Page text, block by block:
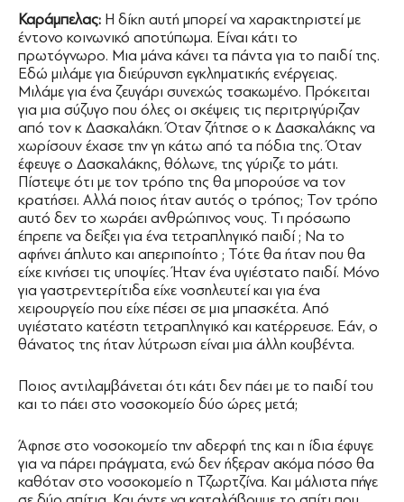
Καράμπελας: Η δίκη αυτή μπορεί να χαρακτηριστεί με
έντονο κοινωνικό αποτύπωμα. Είναι κάτι το
πρωτόγνωρο. Μια μάνα κάνει τα πάντα για το παιδί της.
Εδώ μιλάμε για διεύρυνση εγκληματικής ενέργειας.
Μιλάμε για ένα ζευγάρι συνεχώς τσακωμένο. Πρόκειται
για μια σύζυγο που όλες οι σκέψεις τις περιτριγύριζαν
από τον κ Δασκαλάκη. Όταν ζήτησε ο κ Δασκαλάκης να
χωρίσουν έχασε την γη κάτω από τα πόδια της. Όταν
έφευγε ο Δασκαλάκης, θόλωνε, της γύριζε το μάτι.
Πίστεψε ότι με τον τρόπο της θα μπορούσε να τον
κρατήσει. Αλλά ποιος ήταν αυτός ο τρόπος; Τον τρόπο
αυτό δεν το χωράει ανθρώπινος νους. Τι πρόσωπο
έπρεπε να δείξει για ένα τετραπληγικό παιδί ; Να το
αφήνει άπλυτο και απεριποίητο ; Τότε θα ήταν που θα
είχε κινήσει τις υποψίες. Ήταν ένα υγιέστατο παιδί. Μόνο
για γαστρεντερίτιδα είχε νοσηλευτεί και για ένα
χειρουργείο που είχε πέσει σε μια μπασκέτα. Από
υγιέστατο κατέστη τετραπληγικό και κατέρρευσε. Εάν, ο
θάνατος της ήταν λύτρωση είναι μια άλλη κουβέντα.
Ποιος αντιλαμβάνεται ότι κάτι δεν πάει με το παιδί του
και το πάει στο νοσοκομείο δύο ώρες μετά;
Άφησε στο νοσοκομείο την αδερφή της και η ίδια έφυγε
για να πάρει πράγματα, ενώ δεν ήξεραν ακόμα πόσο θα
καθόταν στο νοσοκομείο η Τζωρτζίνα. Και μάλιστα πήγε